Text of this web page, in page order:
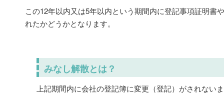
この12年以内又は5年以内という期間内に登記事項証明
れたかどうかとなります。
みなし解散とは？
上記期間内に会社の登記簿に変更（登記）がされない